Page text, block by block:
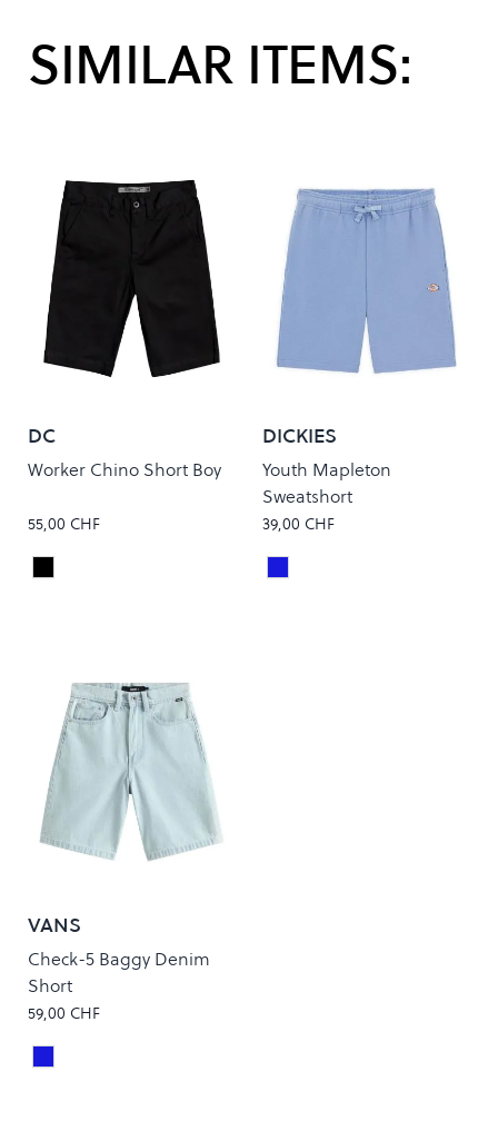
SIMILAR ITEMS:
DC
Worker Chino Short Boy
55,00 CHF
Colour
Black
DICKIES
Youth Mapleton
Sweatshort
39,00 CHF
Colour
COUNTRY BLUE
VANS
Check-5 Baggy Denim
Short
59,00 CHF
Colour
BLUE ICE